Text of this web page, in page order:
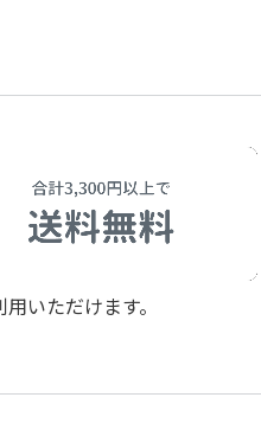
いただけます。